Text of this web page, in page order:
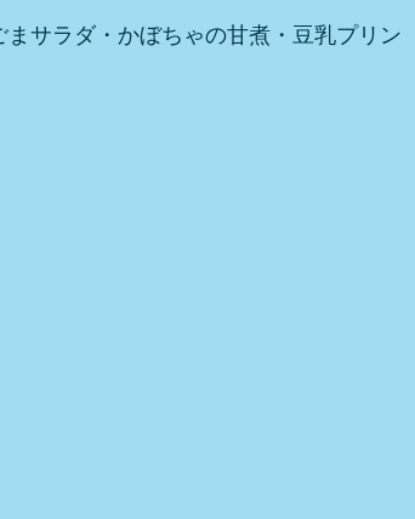
サラダ・かぼちゃの甘煮・豆乳プリン